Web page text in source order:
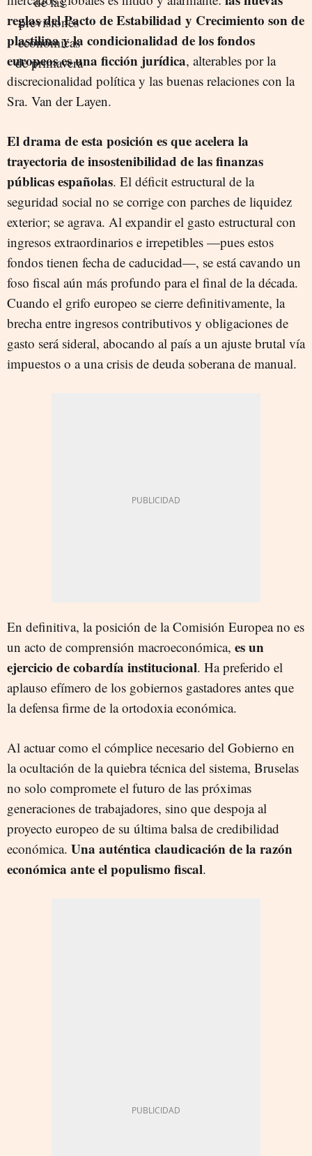
reglas del Pacto de Estabilidad y Crecimiento son de
plastilina y la condicionalidad de los fondos
europeos es una ficción jurídica, alterables por la
discrecionalidad política y las buenas relaciones con la
Sra. Van der Layen.
El drama de esta posición es que acelera la
trayectoria de insostenibilidad de las finanzas
públicas españolas. El déficit estructural de la
seguridad social no se corrige con parches de liquidez
exterior; se agrava. Al expandir el gasto estructural con
ingresos extraordinarios e irrepetibles —pues estos
fondos tienen fecha de caducidad—, se está cavando un
foso fiscal aún más profundo para el final de la década.
Cuando el grifo europeo se cierre definitivamente, la
brecha entre ingresos contributivos y obligaciones de
gasto será sideral, abocando al país a un ajuste brutal vía
impuestos o a una crisis de deuda soberana de manual.
En definitiva, la posición de la Comisión Europea no es
un acto de comprensión macroeconómica, es un
ejercicio de cobardía institucional. Ha preferido el
aplauso efímero de los gobiernos gastadores antes que
la defensa firme de la ortodoxia económica.
Al actuar como el cómplice necesario del Gobierno en
la ocultación de la quiebra técnica del sistema, Bruselas
no solo compromete el futuro de las próximas
generaciones de trabajadores, sino que despoja al
proyecto europeo de su última balsa de credibilidad
económica. Una auténtica claudicación de la razón
económica ante el populismo fiscal.